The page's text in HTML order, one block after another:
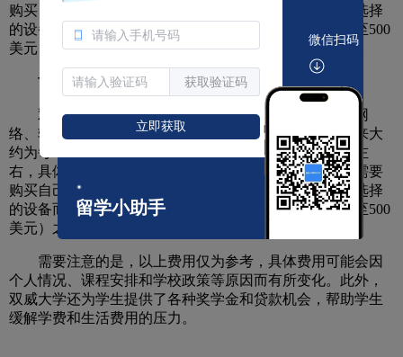
购买自己的电脑和相关软件，这个费用根据个人需求和选择
的设备而有所不同，通常在1,500至2,500马币（约合300至500
美元）之间。
博士计算机专业：
双威大学博士计算机专业包括计算机科学、计算机网
络、软件工程和数据科学等多个方向，学费和杂费加起来大
约为每年35,000至45,000马币（约合7,000至9,000美元）左
右，具体取决于专业、学制和课程数量。此外，学生还需要
购买自己的电脑和相关软件，这个费用根据个人需求和选择
的设备而有所不同，通常在1,500至2,500马币（约合300至500
美元）之间。
需要注意的是，以上费用仅为参考，具体费用可能会因
个人情况、课程安排和学校政策等原因而有所变化。此外，
双威大学还为学生提供了各种奖学金和贷款机会，帮助学生
缓解学费和生活费用的压力。
获取验证码
立即获取
留学小助手
微信扫码